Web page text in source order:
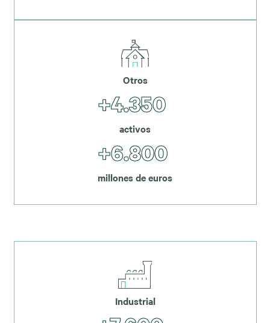
Otros
+4.350
activos
+6.800
millones de euros
Industrial